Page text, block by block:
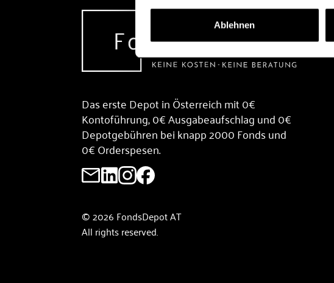
Ablehnen
Das erste Depot in Österreich mit 0€
Kontoführung, 0€ Ausgabeaufschlag und 0€
Depotgebühren bei knapp 2000 Fonds und
0€ Orderspesen.
© 2026 FondsDepot AT
All rights reserved.